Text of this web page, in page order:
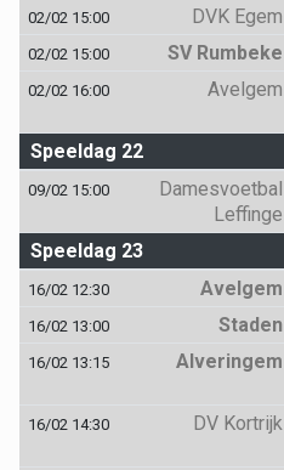
02/02 15:00 DVK Egem
02/02 15:00 SV Rumbeke
02/02 16:00 Avelgem
Speeldag 22
09/02 15:00
Damesvoetbal
Leffinge
Speeldag 23
16/02 12:30 Avelgem
16/02 13:00 Staden
16/02 13:15 Alveringem
16/02 14:30 DV Kortrijk